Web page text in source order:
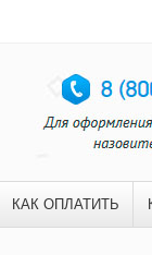
КАК ОПЛАТИТЬ